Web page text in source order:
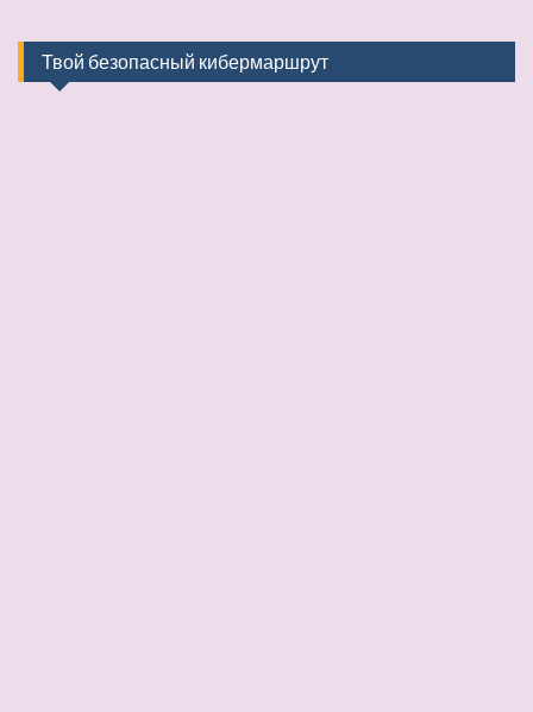
Твой безопасный кибермаршрут